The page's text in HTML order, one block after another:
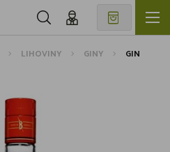
LIHOVINY GINY GIN